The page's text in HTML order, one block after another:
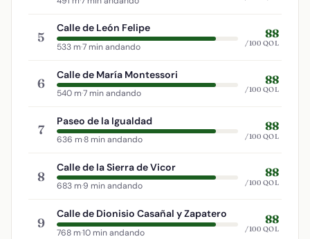
5
Calle de León Felipe
533 m·7 min andando
88
/100 QOL
6
Calle de María Montessori
540 m·7 min andando
88
/100 QOL
7
Paseo de la Igualdad
636 m·8 min andando
88
/100 QOL
8
Calle de la Sierra de Vicor
683 m·9 min andando
88
/100 QOL
9
Calle de Dionisio Casañal y Zapatero
768 m·10 min andando
88
/100 QOL